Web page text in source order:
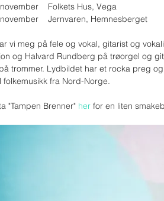
Folkets Hus, Vega
Jernvaren, Hemnesberget
vi meg på fele og vokal, gitarist og
og Halvard Rundberg på trøorgel og
trommer. Lydbildet har et rocka preg
folkemusikk fra Nord-Norge.
"Tampen Brenner" her for en liten